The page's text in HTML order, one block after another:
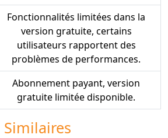
Fonctionnalités limitées dans la
version gratuite, certains
utilisateurs rapportent des
problèmes de performances.
Abonnement payant, version
gratuite limitée disponible.
Similaires